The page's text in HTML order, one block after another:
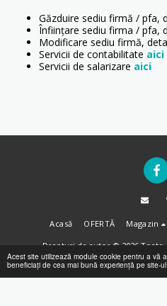
Acest site utilizează module cookie pentru a vă
beneficiați de cea mai bună experiență pe site-
Găzduire sediu firmă / pfa,
Înființare sediu firma / pfa,
Modificare sediu firmă,
Servicii de contabilitate aici
Servicii de salarizare aici
Acasă OFERTĂ Magazin
Drepturi de autor © 2026 Toate
Termeni & Condiții